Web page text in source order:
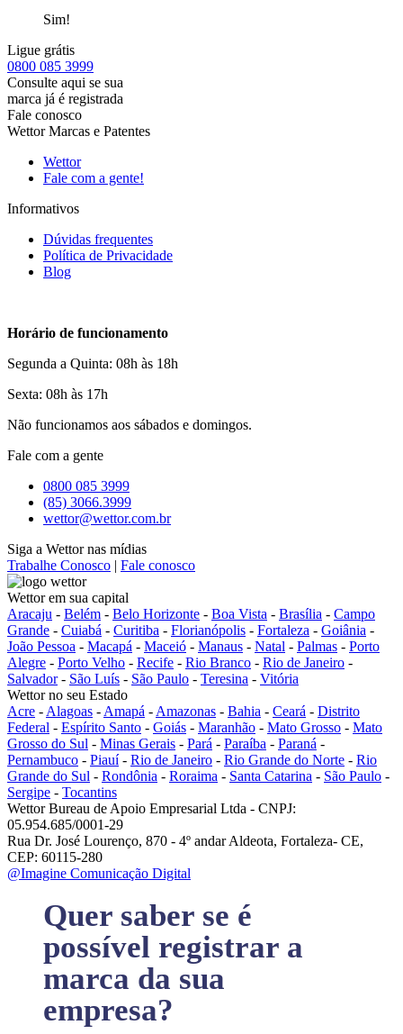
Sim!
Ligue grátis
0800 085 3999
Consulte aqui se sua
marca já é registrada
Fale conosco
Wettor Marcas e Patentes
Wettor
Fale com a gente!
Informativos
Dúvidas frequentes
Política de Privacidade
Blog
Horário de funcionamento
Segunda a Quinta: 08h às 18h
Sexta: 08h às 17h
Não funcionamos aos sábados e domingos.
Fale com a gente
0800 085 3999
(85) 3066.3999
wettor@wettor.com.br
Siga a Wettor nas mídias
Trabalhe Conosco | Fale conosco
Wettor em sua capital
Aracaju - Belém - Belo Horizonte - Boa Vista - Brasília - Campo
Grande - Cuiabá - Curitiba - Florianópolis - Fortaleza - Goiânia -
João Pessoa - Macapá - Maceió - Manaus - Natal - Palmas - Porto
Alegre - Porto Velho - Recife - Rio Branco - Rio de Janeiro -
Salvador- São Luís - São Paulo - Teresina - Vitória
Wettor no seu Estado
Acre - Alagoas - Amapá - Amazonas - Bahia - Ceará - Distrito
Federal - Espírito Santo - Goiás - Maranhão - Mato Grosso - Mato
Grosso do Sul - Minas Gerais - Pará - Paraíba - Paraná -
Pernambuco - Piauí- Rio de Janeiro - Rio Grande do Norte - Rio
Grande do Sul - Rondônia - Roraima - Santa Catarina - São Paulo -
Sergipe - Tocantins
Wettor Bureau de Apoio Empresarial Ltda - CNPJ:
05.954.685/0001-29
Rua Dr. José Lourenço, 870 - 4º andar Aldeota, Fortaleza- CE,
CEP: 60115-280
@Imagine Comunicação Digital
Quer saber se é
possível registrar a
marca da sua
empresa?